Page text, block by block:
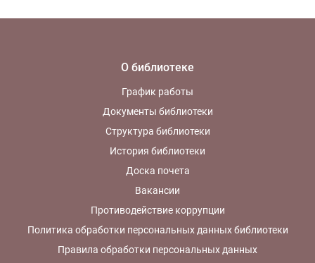
О библиотеке
График работы
Документы библиотеки
Структура библиотеки
История библиотеки
Доска почета
Вакансии
Противодействие коррупции
Политика обработки персональных данных библиотеки
Правила обработки персональных данных